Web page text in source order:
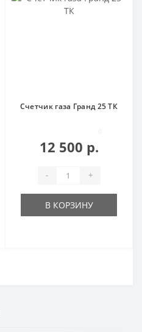
Счетчик газа Гранд 25 ТК
12 500 р.
- +
В КОРЗИНУ